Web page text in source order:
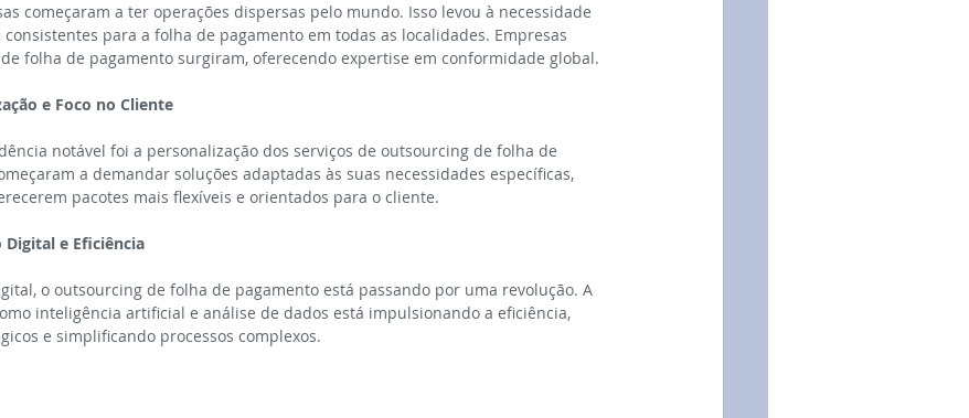
começaram a ter operações dispersas pelo mundo. Isso levou à necessidade
para a folha de pagamento em todas as localidades. Empresas
folha de pagamento surgiram, oferecendo expertise em conformidade global.
e Foco no Cliente
notável foi a personalização dos serviços de outsourcing de folha de
a demandar soluções adaptadas às suas necessidades específicas,
pacotes mais flexíveis e orientados para o cliente.
e Eficiência
o outsourcing de folha de pagamento está passando por uma revolução. A
inteligência artificial e análise de dados está impulsionando a eficiência,
e simplificando processos complexos.